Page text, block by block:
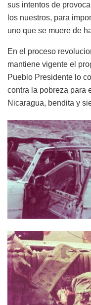
sus intentos de
los nuestros, para
uno que se muere de
En el proceso
mantiene vigente el
Pueblo Presidente lo
contra la pobreza para
Nicaragua, bendita y